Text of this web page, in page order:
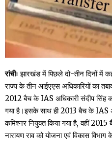
रांचीः झारखंड में पिछले दो-तीन दिनों में
राज्य के तीन आईएएस अधिकारियों का
2012 बैच के IAS अधिकारी संदीप सिंह
गया है।इसके साथ ही 2013 बैच के IAS
कमिश्नर नियुक्त किया गया है, वहीं
नारायण राव को योजना एवं विकास